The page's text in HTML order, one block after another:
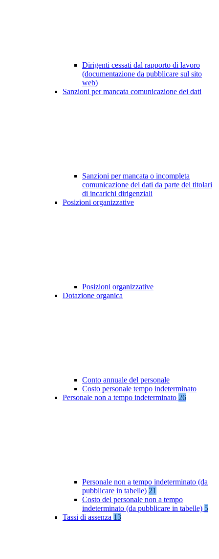
Dirigenti cessati dal rapporto di lavoro
(documentazione da pubblicare sul sito
web)
Sanzioni per mancata comunicazione dei dati
Sanzioni per mancata o incompleta
comunicazione dei dati da parte dei titolari
di incarichi dirigenziali
Posizioni organizzative
Posizioni organizzative
Dotazione organica
Conto annuale del personale
Costo personale tempo indeterminato
Personale non a tempo indeterminato 26
Personale non a tempo indeterminato (da
pubblicare in tabelle) 21
Costo del personale non a tempo
indeterminato (da pubblicare in tabelle) 5
Tassi di assenza 13